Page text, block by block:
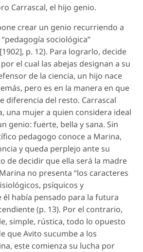
Carrascal, el hijo genio.
crear un genio recurriendo a
sociológica”
p. 12). Para lograrlo, decide
el cual las abejas designan a su
de la ciencia, un hijo nace
pero es en la manera en que
diferencia del resto. Carrascal
una mujer a quien considera ideal
genio: fuerte, bella y sana. Sin
pedagogo conoce a Marina,
y queda perplejo ante su
de decidir que ella será la madre
no presenta “los caracteres
psíquicos y
él había pensado para la futura
(p. 13). Por el contrario,
simple, rústica, todo lo opuesto
que Avito sucumbe a los
este comienza su lucha por